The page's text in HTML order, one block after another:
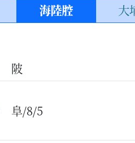
海陸腔 大
陂
阜/8/5